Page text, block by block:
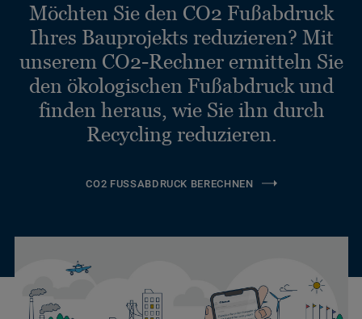
Möchten Sie den CO2 Fußabdruck
Ihres Bauprojekts reduzieren? Mit
unserem CO2-Rechner ermitteln Sie
den ökologischen Fußabdruck und
finden heraus, wie Sie ihn durch
Recycling reduzieren.
CO2 FUSSABDRUCK BERECHNEN